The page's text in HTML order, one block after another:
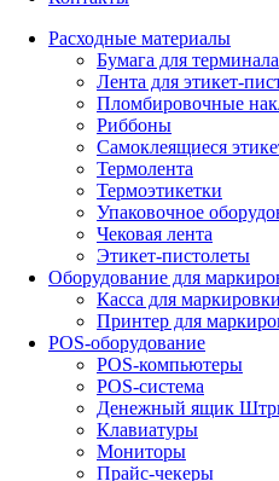
Расходные материалы
Бумага для терминала
Лента для этикет-
Пломбировочные
Риббоны
Самоклеящиеся
Термолента
Термоэтикетки
Упаковочное
Чековая лента
Этикет-пистолеты
Оборудование для
Касса для маркировки
Принтер для
POS-оборудование
POS-компьютеры
POS-система
Денежный ящик
Клавиатуры
Мониторы
Прайс-чекеры